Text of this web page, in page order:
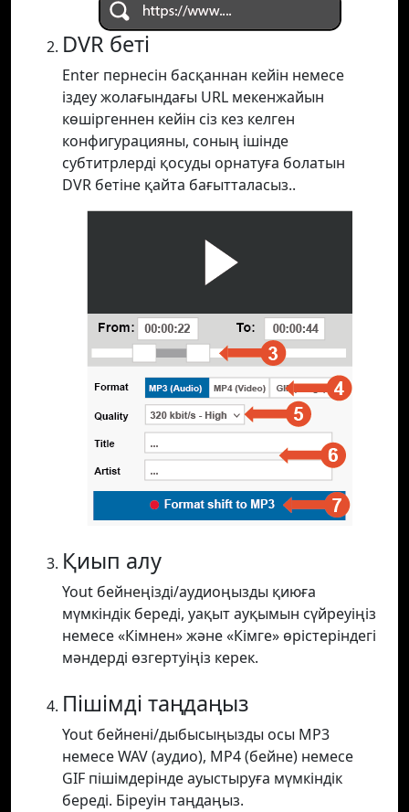
DVR беті
Enter пернесін басқаннан кейін немесе
іздеу жолағындағы URL мекенжайын
көшіргеннен кейін сіз кез келген
конфигурацияны, соның ішінде
субтитрлерді қосуды орнатуға болатын
DVR бетіне қайта бағытталасыз..
Қиып алу
Yout бейнеңізді/аудиоңызды қиюға
мүмкіндік береді, уақыт ауқымын сүйреуіңіз
немесе «Кімнен» және «Кімге» өрістеріндегі
мәндерді өзгертуіңіз керек.
Пішімді таңдаңыз
Yout бейнені/дыбысыңызды осы MP3
немесе WAV (аудио), MP4 (бейне) немесе
GIF пішімдерінде ауыстыруға мүмкіндік
береді. Біреуін таңдаңыз.